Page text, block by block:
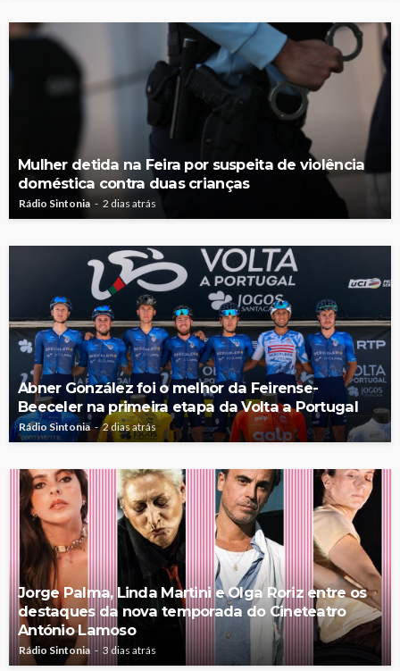
Mulher detida na Feira por suspeita de violência
doméstica contra duas crianças
Rádio Sintonia 2 dias atrás
Abner González foi o melhor da Feirense-
Beeceler na primeira etapa da Volta a Portugal
Rádio Sintonia 2 dias atrás
Jorge Palma, Linda Martini e Olga Roriz entre os
destaques da nova temporada do Cineteatro
António Lamoso
Rádio Sintonia 3 dias atrás